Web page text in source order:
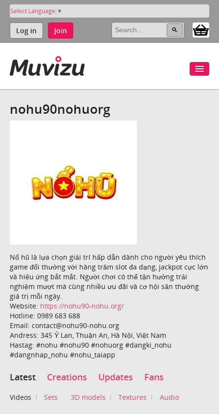
Select Language ▼
Log in Join
nohu90nohuorg
Nổ hũ là lựa chọn giải trí hấp dẫn dành cho người yêu thích
game đổi thưởng với hàng trăm slot đa dạng, jackpot cực lớn
và hiệu ứng bắt mắt. Người chơi có thể tận hưởng trải
nghiệm mượt mà cùng nhiều ưu đãi và cơ hội săn thưởng
giá trị mỗi ngày.
Website: https://nohu90-nohu.org/
Hotline: 0989 683 688
Email: contact@nohu90-nohu.org
Andress: 345 Ỷ Lan, Thuận An, Hà Nội, Việt Nam
Hastag: #nohu #nohu90 #nohuorg #dangki_nohu
#dangnhap_nohu #nohu_taiapp
Latest Creations Updates Fans
Videos Sets 3D models Textures Audio